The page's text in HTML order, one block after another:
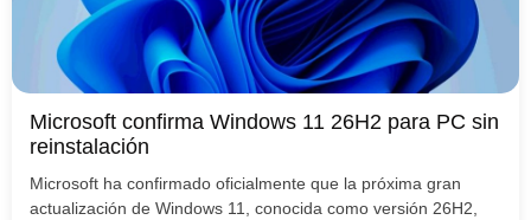
Microsoft confirma Windows 11 26H2 para PC sin
reinstalación
Microsoft ha confirmado oficialmente que la próxima gran
actualización de Windows 11, conocida como versión 26H2,